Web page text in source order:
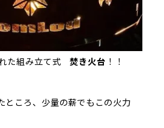
た組み立て式焚き火台 ！！
ところ、少量の薪でもこの火力